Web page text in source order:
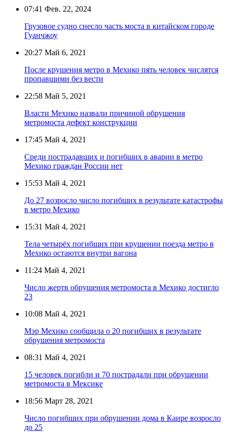
07:41 Фев. 22, 2024
Грузовое судно снесло часть моста в китайском городе
Гуанчжоу
20:27 Май 6, 2021
После крушения метро в Мехико пять человек числятся
пропавшими без вести
22:58 Май 5, 2021
Власти Мехико назвали причиной обрушения
метромоста дефект конструкции
17:45 Май 4, 2021
Среди пострадавших и погибших в аварии в метро
Мехико граждан России нет
15:53 Май 4, 2021
До 27 возросло число погибших в результате катастрофы
в метро Мехико
15:31 Май 4, 2021
Тела четырёх погибших при крушении поезда метро в
Мехико остаются внутри вагона
11:24 Май 4, 2021
Число жертв обрушения метромоста в Мехико достигло
23
10:08 Май 4, 2021
Мэр Мехико сообщила о 20 погибших в результате
обрушения метромоста
08:31 Май 4, 2021
15 человек погибли и 70 пострадали при обрушении
метромоста в Мексике
18:56 Март 28, 2021
Число погибших при обрушении дома в Каире возросло
до 25